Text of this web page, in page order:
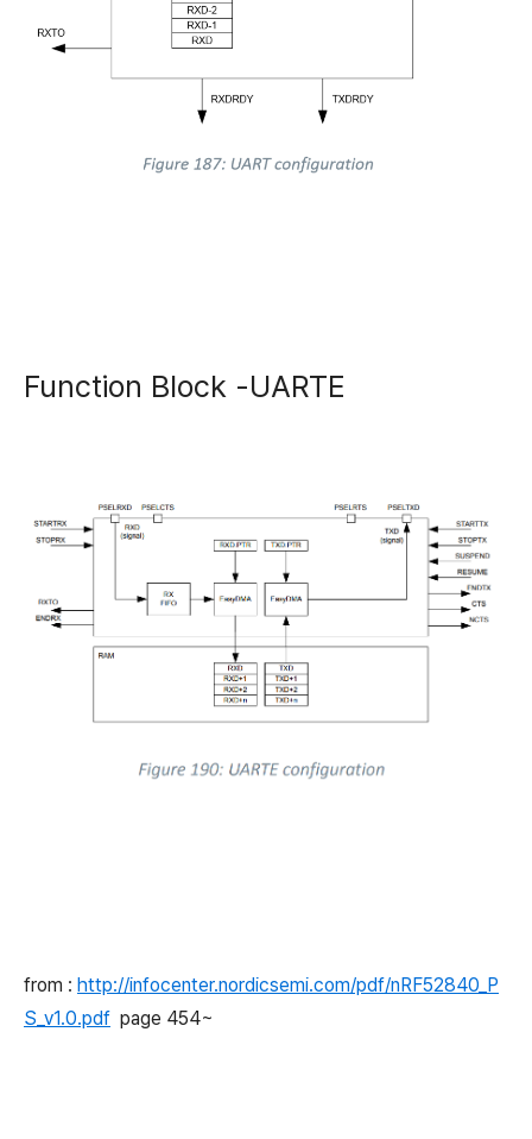
Function Block -UARTE
from : http://infocenter.nordicsemi.com/pdf/nRF52840_P
S_v1.0.pdf page 454~